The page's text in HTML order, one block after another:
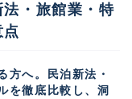
・旅館業・特
方へ。民泊新法・
を徹底比較し、洞